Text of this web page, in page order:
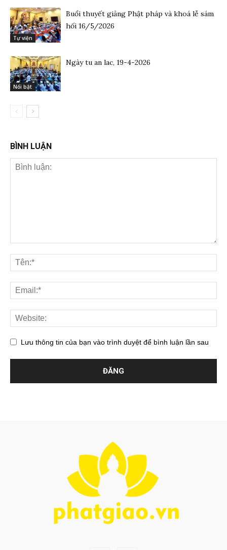
Tự viện
Buổi thuyết giảng Phật pháp và khoá lễ sám
hối 16/5/2026
Nổi bật
Ngày tu an lac, 19-4-2026
BÌNH LUẬN
Lưu thông tin của bạn vào trình duyệt để bình luận lần sau